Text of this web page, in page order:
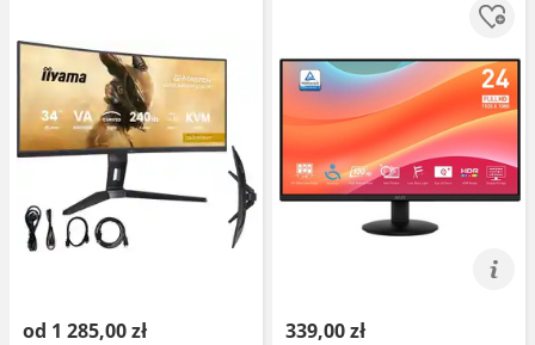
od 1 285,00 zł 339,00 zł